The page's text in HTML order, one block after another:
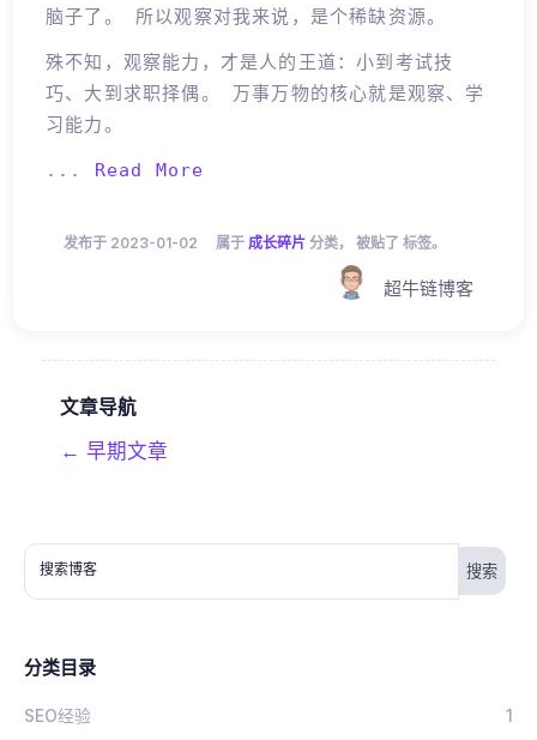
脑子了。 所以观察对我来说，是个稀缺资源。
殊不知，观察能力，才是人的王道：小到考试技
巧、大到求职择偶。 万事万物的核心就是观察、学
习能力。
... Read More
发布于 2023-01-02 属于 成长碎片 分类， 被贴了 标签。
超牛链博客
文章导航
← 早期文章
搜索博客
分类目录
SEO经验
1